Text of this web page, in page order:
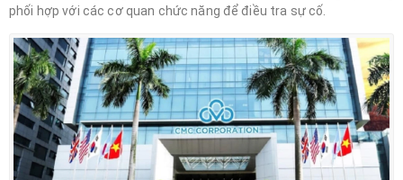
phối hợp với các cơ quan chức năng để điều tra sự cố.